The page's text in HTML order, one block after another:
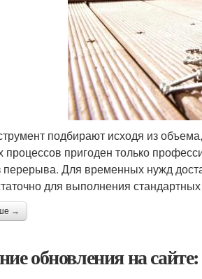
подбирают исходя из
процессов пригоден только
перерыва. Для временных нужд
для выполнения стандартных
→
обновления на сайте: